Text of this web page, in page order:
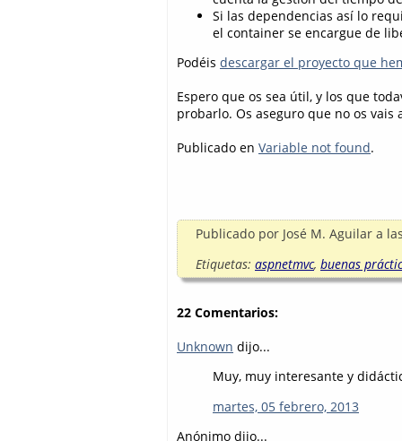
Si las dependencias así lo
el container se encargue de
Podéis descargar el proyecto que
Espero que os sea útil, y los que
probarlo. Os aseguro que no os vais
Publicado en Variable not found.
Publicado por José M. Aguilar a
Etiquetas: aspnetmvc, buenas
22 Comentarios:
Unknown dijo...
Muy, muy interesante y
martes, 05 febrero, 2013
Anónimo dijo...